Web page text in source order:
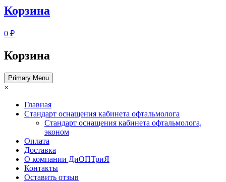
Корзина
0 ₽
Корзина
Primary Menu
×
Главная
Стандарт оснащения кабинета офтальмолога
Стандарт оснащения кабинета офтальмолога,
эконом
Оплата
Доставка
О компании ДиОПТриЯ
Контакты
Оставить отзыв